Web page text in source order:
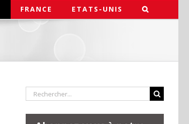
FRANCE ETATS-UNIS
Rechercher: